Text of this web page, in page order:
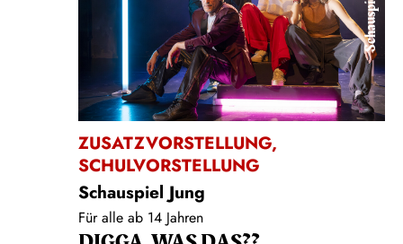
Schauspiel
ZUSATZVORSTELLUNG,
SCHULVORSTELLUNG
Schauspiel Jung
Für alle ab 14 Jahren